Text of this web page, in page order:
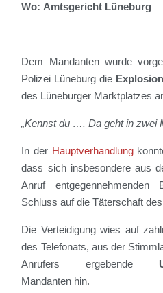
Wo: Amtsgericht Lüneburg
Dem Mandanten wurde
Polizei Lüneburg die
des Lüneburger Marktplatzes
„Kennst du …. Da geht in zwei
In der Hauptverhandlung
dass sich insbesondere aus
Anruf entgegennehmenden
Schluss auf die Täterschaft
Die Verteidigung wies auf
des Telefonats, aus der
Anrufers ergebende
Mandanten hin.